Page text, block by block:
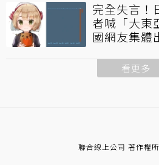
完全失言！
者喊「大東
國網友集體
看更多
聯合線上公司 著作權